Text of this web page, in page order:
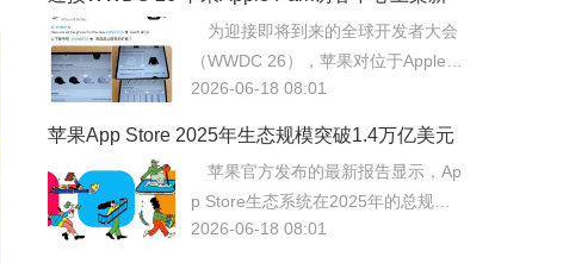
储货币政策及美国国债收益率持续走
低的影响，反映了当前宏观经济环境
的变化。
周边
为迎接即将到来的全球开发者大会
（WWDC 26），苹果对位于Apple P
ark的访客中心进行了特别布置，上架
2026-06-18 08:01
苹果App Store 2025年生态规模突破1.4万亿美元
四成头部应用已支持AI
苹果官方发布的最新报告显示，Ap
p Store生态系统在2025年的总规模
已突破1.4万亿美元大关，其中超过四
2026-06-18 08:01